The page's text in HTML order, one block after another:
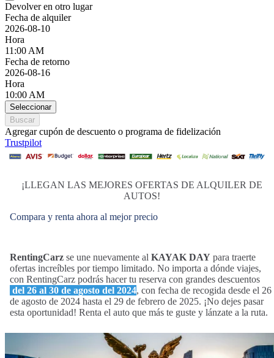
Devolver en otro lugar
Fecha de alquiler
2026-08-10
Hora
11:00 AM
Fecha de retorno
2026-08-16
Hora
10:00 AM
Seleccionar
Buscar
Agregar cupón de descuento o programa de fidelización
Trustpilot
¡LLEGAN LAS MEJORES OFERTAS DE ALQUILER DE
AUTOS!
Compara y renta ahora al mejor precio
RentingCarz se une nuevamente al KAYAK DAY para traerte
ofertas increíbles por tiempo limitado. No importa a dónde viajes,
con RentingCarz podrás hacer tu reserva con grandes descuentos
del 26 al 30 de agosto del 2024, con fecha de recogida desde el 26
de agosto de 2024 hasta el 29 de febrero de 2025. ¡No dejes pasar
esta oportunidad! Renta el auto que más te guste y lánzate a la ruta.